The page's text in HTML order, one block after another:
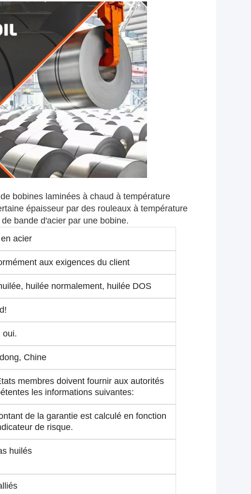
bobines laminées à chaud à température
épaisseur par des rouleaux à température
bande d'acier par une bobine.
acier
aux exigences du client
huilée normalement, huilée DOS
oui.
Chine
membres doivent fournir aux autorités
les informations suivantes:
de la garantie est calculé en fonction
de risque.
huilés